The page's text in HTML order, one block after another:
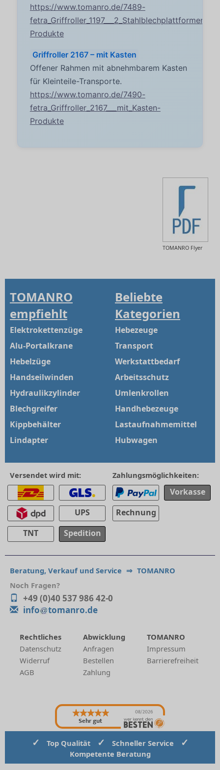
https://www.tomanro.de/7489-
fetra_Griffroller_1197___2_Stahlblechplattformen-
Produkte
Griffroller 2167 – mit Kasten
Offener Rahmen mit abnehmbarem Kasten
für Kleinteile-Transporte.
https://www.tomanro.de/7490-
fetra_Griffroller_2167___mit_Kasten-
Produkte
TOMANRO Flyer
TOMANRO
empfiehlt
Elektrokettenzüge
Alu-Portalkrane
Hebelzüge
Handseilwinden
Hydraulikzylinder
Blechgreifer
Kippbehälter
Lindapter
Beliebte
Kategorien
Hebezeuge
Transport
Werkstattbedarf
Arbeitsschutz
Umlenkrollen
Handhebezeuge
Lastaufnahmemittel
Hubwagen
Versendet wird mit:
UPS
TNT
Spedition
Zahlungsmöglichkeiten:
Vorkasse
Rechnung
Beratung, Verkauf und Service ⇒ TOMANRO
Noch Fragen?
+49 (0)40 537 986 42-0
info
tomanro.de
Rechtliches
Datenschutz
Widerruf
AGB
Abwicklung
Anfragen
Bestellen
Zahlung
TOMANRO
Impressum
Barrierefreiheit
Sehr gut
08/2026
✓ Top Qualität ✓ Schneller Service ✓
Kompetente Beratung